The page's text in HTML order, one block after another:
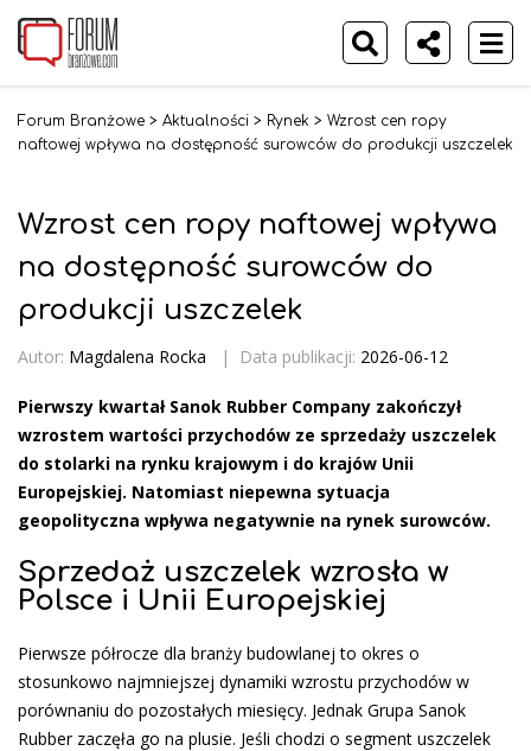
Forum Branżowe > Aktualności > Rynek > Wzrost cen ropy
naftowej wpływa na dostępność surowców do produkcji uszczelek
Wzrost cen ropy naftowej wpływa
na dostępność surowców do
produkcji uszczelek
Autor: Magdalena Rocka | Data publikacji: 2026-06-12
Pierwszy kwartał Sanok Rubber Company zakończył
wzrostem wartości przychodów ze sprzedaży uszczelek
do stolarki na rynku krajowym i do krajów Unii
Europejskiej. Natomiast niepewna sytuacja
geopolityczna wpływa negatywnie na rynek surowców.
Sprzedaż uszczelek wzrosła w
Polsce i Unii Europejskiej
Pierwsze półrocze dla branży budowlanej to okres o
stosunkowo najmniejszej dynamiki wzrostu przychodów w
porównaniu do pozostałych miesięcy. Jednak Grupa Sanok
Rubber zaczęła go na plusie. Jeśli chodzi o segment uszczelek